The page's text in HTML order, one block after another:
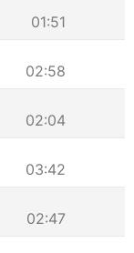
01:51
02:58
02:04
03:42
02:47